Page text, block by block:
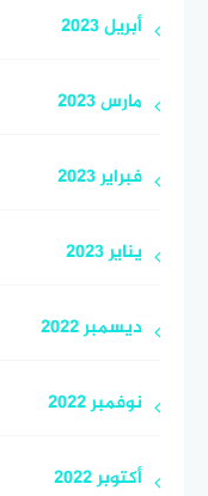
أبريل 2023
مارس 2023
فبراير 2023
يناير 2023
ديسمبر 2022
نوفمبر 2022
أكتوبر 2022